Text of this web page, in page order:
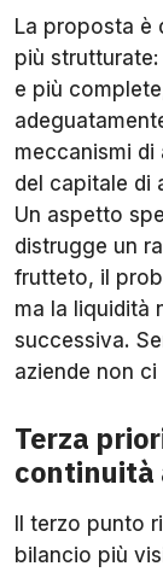
La proposta è
più
e più
meccanismi
del capitale di
Un aspetto
distrugge un
frutteto, il
ma la liquidità
successiva.
aziende non
Terza
continuità
Il terzo punto
bilancio più